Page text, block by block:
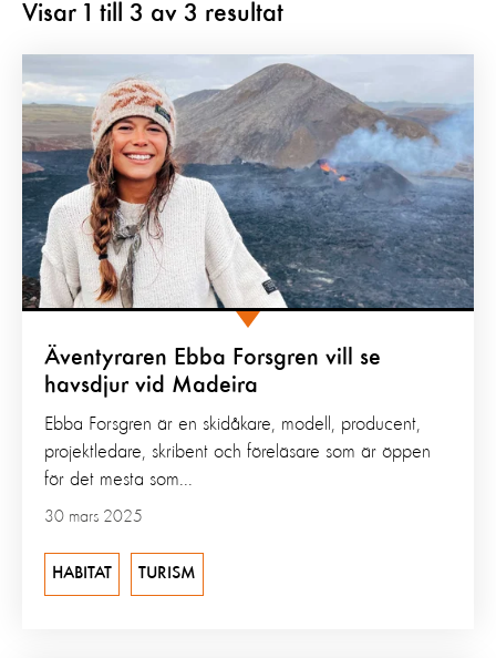
Visar 1 till 3 av 3 resultat
Äventyraren Ebba Forsgren vill se
havsdjur vid Madeira
30 mars 2025
Ebba Forsgren är en skidåkare, modell, producent,
projektledare, skribent och föreläsare som är öppen
för det mesta som...
HABITAT TURISM